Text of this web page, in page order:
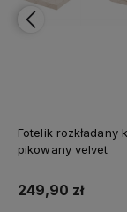
Fotelik rozkładany
pikowany velvet
249,90 zł